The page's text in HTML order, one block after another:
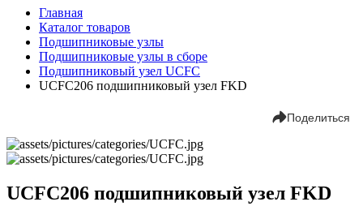
Главная
Каталог товаров
Подшипниковые узлы
Подшипниковые узлы в сборе
Подшипниковый узел UCFC
UCFC206 подшипниковый узел FKD
Поделиться
UCFC206 подшипниковый узел FKD